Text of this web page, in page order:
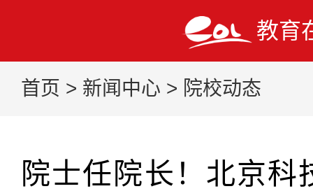
教育
首页 > 新闻中心 > 院校动态
院士任院长！北京科